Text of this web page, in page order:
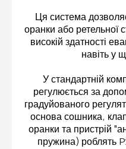
Ця система
оранки або ретельної
високій здатності
навіть у
У стандартній
регулюється за
градуйованого
основа сошника,
оранки та пристрій
пружина) роблять